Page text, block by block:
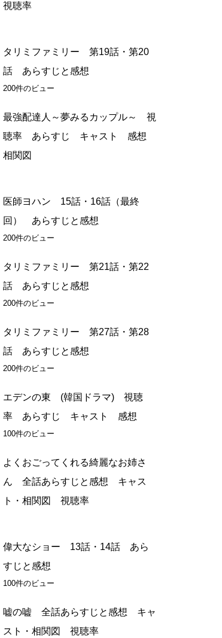
視聴率
タリミファミリー 第19話・第20
話 あらすじと感想
200件のビュー
最強配達人～夢みるカップル～ 視
聴率 あらすじ キャスト 感想
相関図
医師ヨハン 15話・16話（最終
回） あらすじと感想
200件のビュー
タリミファミリー 第21話・第22
話 あらすじと感想
200件のビュー
タリミファミリー 第27話・第28
話 あらすじと感想
200件のビュー
エデンの東 (韓国ドラマ) 視聴
率 あらすじ キャスト 感想
100件のビュー
よくおごってくれる綺麗なお姉さ
ん 全話あらすじと感想 キャス
ト・相関図 視聴率
偉大なショー 13話・14話 あら
すじと感想
100件のビュー
嘘の嘘 全話あらすじと感想 キャ
スト・相関図 視聴率